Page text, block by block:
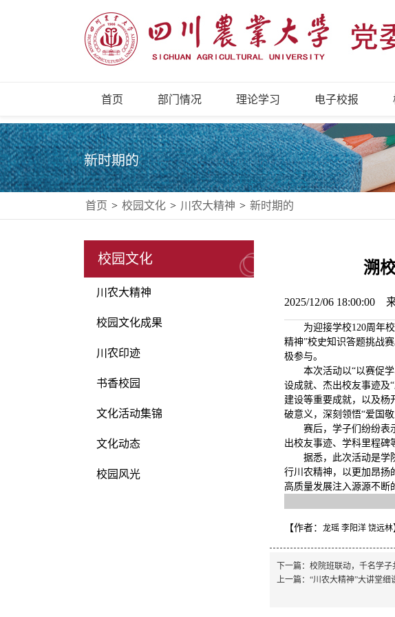
首页 部门情况 理论学习 电子校报
新时期的
首页 > 校园文化 > 川农大精神 > 新时期的
校园文化
川农大精神
校园文化成果
川农印迹
书香校园
文化活动集锦
文化动态
校园风光
溯
2025/12/06 18:00:00
为迎接学校120周年
精神”校史知识答题挑战
极参与。
本次活动以“以赛促
设成就、杰出校友事迹及
建设等重要成就，以及杨
破意义，深刻领悟“爱国
赛后，学子们纷纷表
出校友事迹、学科里程碑
据悉，此次活动是学
行川农精神，以更加昂扬
高质量发展注入源源不断
【作者： 龙瑶 李阳洋 饶远林
下一篇： 校院班联动，千名学
上一篇： “川农大精神”大讲堂